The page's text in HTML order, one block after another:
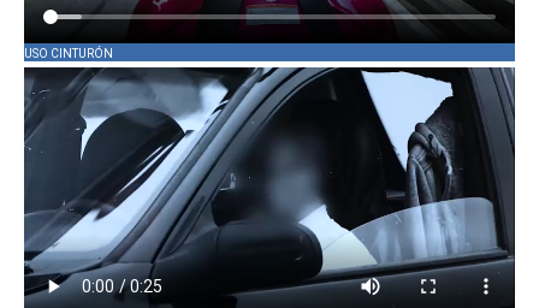
USO CINTURÓN